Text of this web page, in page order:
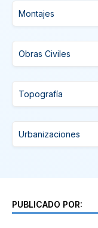
Montajes
Obras Civiles
Topografía
Urbanizaciones
PUBLICADO POR: